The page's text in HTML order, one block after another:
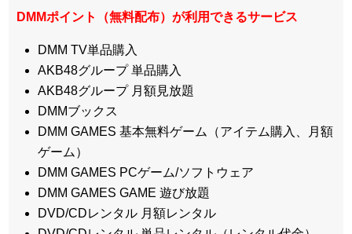
DMMポイント（無料配布）が利用できるサービス
DMM TV単品購入
AKB48グループ 単品購入
AKB48グループ 月額見放題
DMMブックス
DMM GAMES 基本無料ゲーム（アイテム購入、月額
ゲーム）
DMM GAMES PCゲーム/ソフトウェア
DMM GAMES GAME 遊び放題
DVD/CDレンタル 月額レンタル